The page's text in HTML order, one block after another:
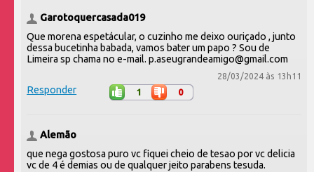
Garotoquercasada019
Que morena espetácular, o cuzinho me deixo ouriçado , junto
dessa bucetinha babada, vamos bater um papo ? Sou de
Limeira sp chama no e-mail. p.aseugrandeamigo@gmail.com
28/03/2024 às 13h11
Responder 1 0
Alemão
que nega gostosa puro vc fiquei cheio de tesao por vc delicia
vc de 4 é demias ou de qualquer jeito parabens tesuda.